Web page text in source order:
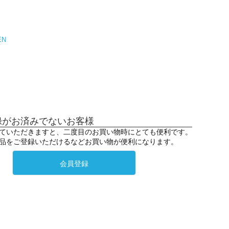
お済みでないお客様
いただきますと、二度目のお買い物時にとても便利です。
をご登録いただけるなどお買い物が便利になります。
会員登録